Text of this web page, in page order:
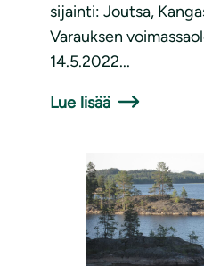
sijainti: Joutsa,
Varauksen
14.5.2022...
Lue lisää